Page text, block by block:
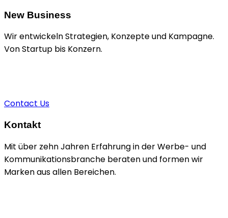
New Business
Wir entwickeln Strategien, Konzepte und Kampagne.
Von Startup bis Konzern.
Contact Us
Kontakt
Mit über zehn Jahren Erfahrung in der Werbe- und
Kommunikationsbranche beraten und formen wir
Marken aus allen Bereichen.